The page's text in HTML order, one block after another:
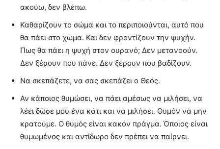
ακούω, δεν βλέπω.
Καθαρίζουν το σώμα και το περιποιούνται, αυτό που
θα πάει στο χώμα. Και δεν φροντίζουν την ψυχήν.
Πως θα πάει η ψυχή στον ουρανό; Δεν μετανοούν.
Δεν ξέρουν που πάνε. Δεν ξέρουν που βαδίζουν.
Να σκεπάζετε, να σας σκεπάζει ο Θεός.
Αν κάποιος θυμώσει, να πάει αμέσως να μιλήσει, να
λέει δώσε μου ένα κάτι και να μιλήσει. Θυμόν να μην
κρατούμε. Ο θυμός είναι κακόν πράγμα. Όποιος είναι
θυμωμένος και αντίδωρο δεν πρέπει να παίρνει.